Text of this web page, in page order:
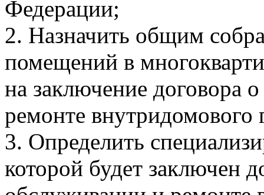
Федерации;
2. Назначить общим
помещений в
на заключение договора
ремонте внутридомового
3. Определить
которой будет заключен